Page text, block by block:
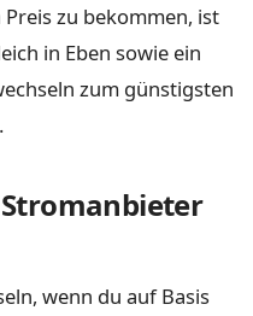
zu bekommen, ist
in Eben sowie ein
zum günstigsten
wenn du auf Basis